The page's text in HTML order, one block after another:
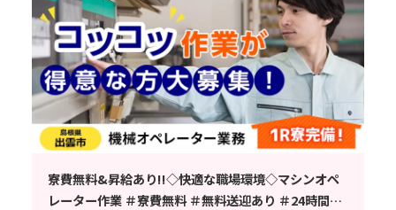
寮費無料&昇給あり!!◇快適な職場環境◇マシンオペ
レーター作業 ＃寮費無料 ＃無料送迎あり ＃24時間食